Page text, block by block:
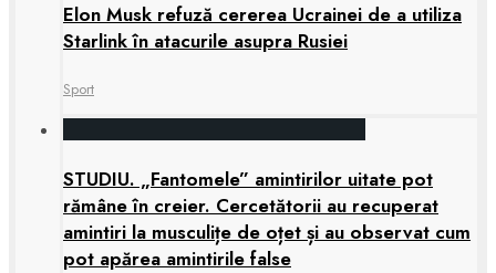
Elon Musk refuză cererea Ucrainei de a utiliza
Starlink în atacurile asupra Rusiei
Sport
STUDIU. „Fantomele” amintirilor uitate pot
rămâne în creier. Cercetătorii au recuperat
amintiri la musculițe de oțet și au observat cum
pot apărea amintirile false